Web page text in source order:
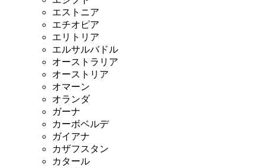
エストニア
エチオピア
エリトリア
エルサルバドル
オーストラリア
オーストリア
オマーン
オランダ
ガーナ
カーボベルデ
ガイアナ
カザフスタン
カタール